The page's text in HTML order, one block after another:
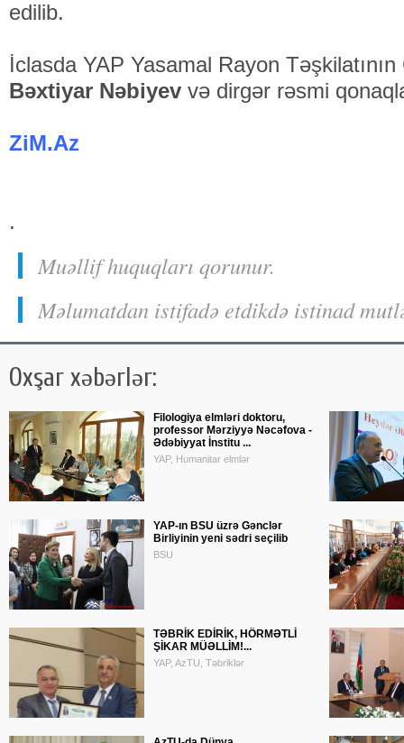
edilib.
İclasda YAP Yasamal Rayon
Bəxtiyar Nəbiyev və dirgər rəsmi
ZiM.Az
.
Muəllif huquqları qorunur.
Məlumatdan istifadə etdikdə istinad
Oxşar xəbərlər:
Filologiya elmləri doktoru,
professor Mərziyyə Nəcəfova -
Ədəbiyyat İnstitu ...
YAP, Humanitar elmlər
YAP-ın BSU üzrə Gənclər
Birliyinin yeni sədri seçilib
BSU
TƏBRİK EDİRİK, HÖRMƏTLİ
ŞİKAR MÜƏLLİM!...
YAP, AzTU, Təbriklər